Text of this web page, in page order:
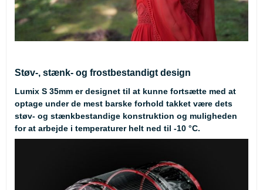
Støv-, stænk- og frostbestandigt design
Lumix S 35mm er designet til at kunne fortsætte med at
optage under de mest barske forhold takket være dets
støv- og stænkbestandige konstruktion og muligheden
for at arbejde i temperaturer helt ned til -10 °C.